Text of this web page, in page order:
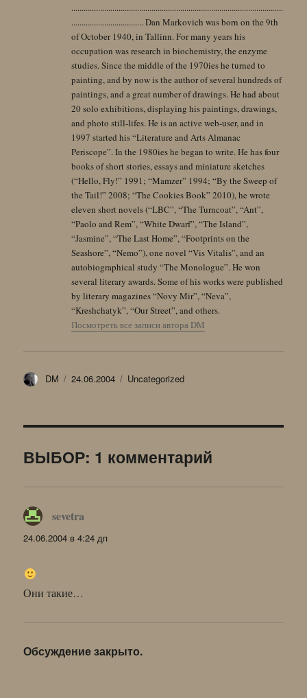
.......................................................................................................
................................... Dan Markovich was born on the 9th
of October 1940, in Tallinn. For many years his
occupation was research in biochemistry, the enzyme
studies. Since the middle of the 1970ies he turned to
painting, and by now is the author of several hundreds of
paintings, and a great number of drawings. He had about
20 solo exhibitions, displaying his paintings, drawings,
and photo still-lifes. He is an active web-user, and in
1997 started his “Literature and Arts Almanac
Periscope”. In the 1980ies he began to write. He has four
books of short stories, essays and miniature sketches
(“Hello, Fly!” 1991; “Mamzer” 1994; “By the Sweep of
the Tail!” 2008; “The Cookies Book” 2010), he wrote
eleven short novels (“LBC”, “The Turncoat”, “Ant”,
“Paolo and Rem”, “White Dwarf”, “The Island”,
“Jasmine”, “The Last Home”, “Footprints on the
Seashore”, “Nemo”), one novel “Vis Vitalis”, and an
autobiographical study “The Monologue”. He won
several literary awards. Some of his works were published
by literary magazines “Novy Mir”, “Neva”,
“Kreshchatyk”, “Our Street”, and others.
Посмотреть все записи автора DM
Автор
DM Опубликовано
24.06.2004 Рубрики
Uncategorized
ВЫБОР: 1 комментарий
sevetra
24.06.2004 в 4:24 дп
Они такие…
Обсуждение закрыто.